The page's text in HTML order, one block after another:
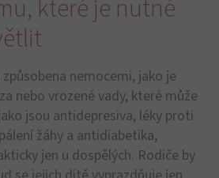
které je nutné
nemocemi, jako je
nebo vrozené vady, které může
jsou antidepresiva, léky proti
žáhy a antidiabetika,
jen u dospělých. Rodiče by